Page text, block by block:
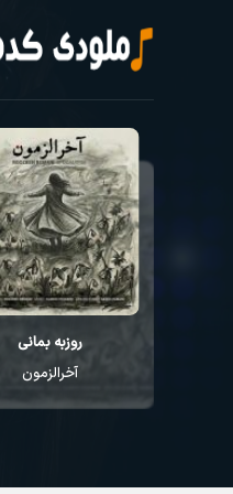
روزبه بمانی
آخرالزمون